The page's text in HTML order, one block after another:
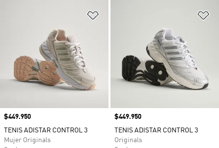
Precio
$449.950
TENIS ADISTAR CONTROL 3
Mujer Originals
Precio
$449.950
TENIS ADISTAR CONTROL 3
Originals